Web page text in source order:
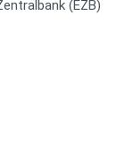
(EZB)